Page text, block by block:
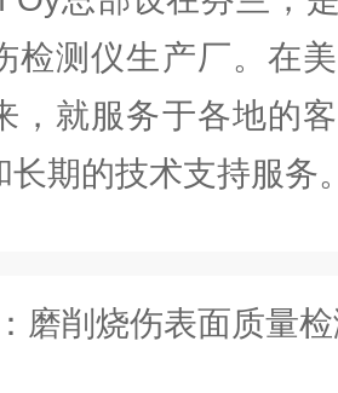
检测仪生产厂。在
，就服务于各地的
长期的技术支持服务
磨削烧伤表面质量